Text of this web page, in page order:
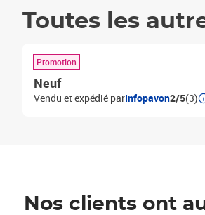
Toutes les
Promotion
Neuf
Vendu et expédié parInfopavon2/5(3)
Nos clients ont